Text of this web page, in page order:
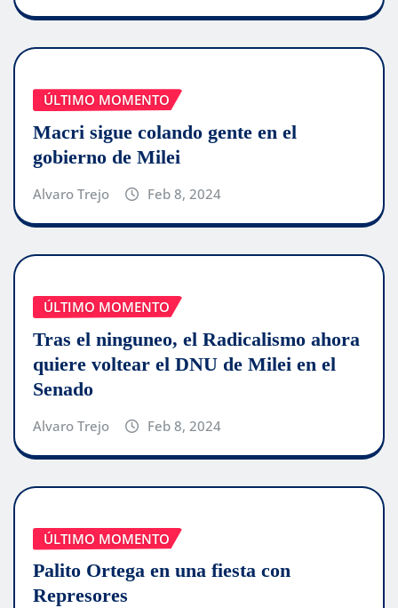
ÚLTIMO MOMENTO
Macri sigue colando gente en el
gobierno de Milei
Alvaro Trejo Feb 8, 2024
ÚLTIMO MOMENTO
Tras el ninguneo, el Radicalismo ahora
quiere voltear el DNU de Milei en el
Senado
Alvaro Trejo Feb 8, 2024
ÚLTIMO MOMENTO
Palito Ortega en una fiesta con
Represores